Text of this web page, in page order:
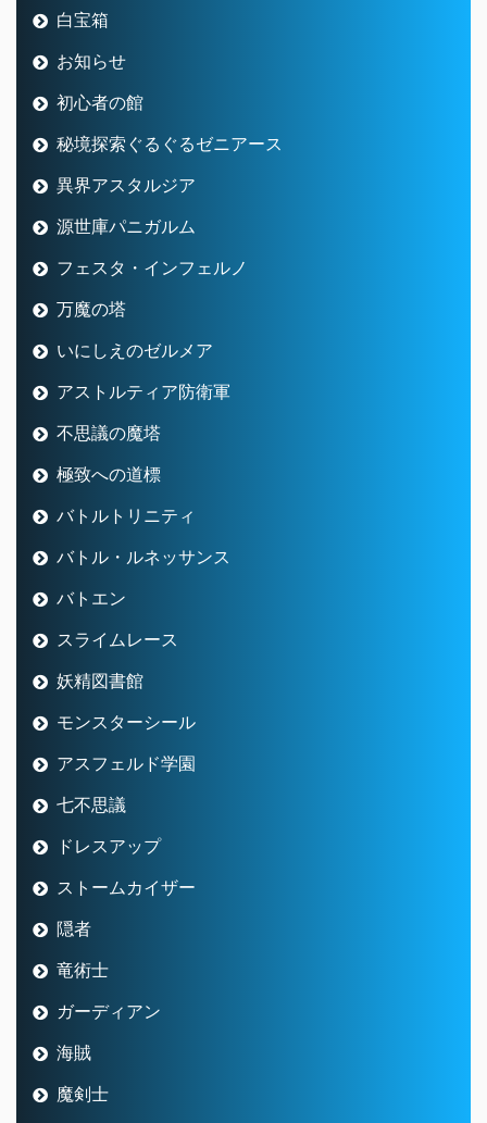
白宝箱
お知らせ
初心者の館
秘境探索ぐるぐるゼニアース
異界アスタルジア
源世庫パニガルム
フェスタ・インフェルノ
万魔の塔
いにしえのゼルメア
アストルティア防衛軍
不思議の魔塔
極致への道標
バトルトリニティ
バトル・ルネッサンス
バトエン
スライムレース
妖精図書館
モンスターシール
アスフェルド学園
七不思議
ドレスアップ
ストームカイザー
隠者
竜術士
ガーディアン
海賊
魔剣士